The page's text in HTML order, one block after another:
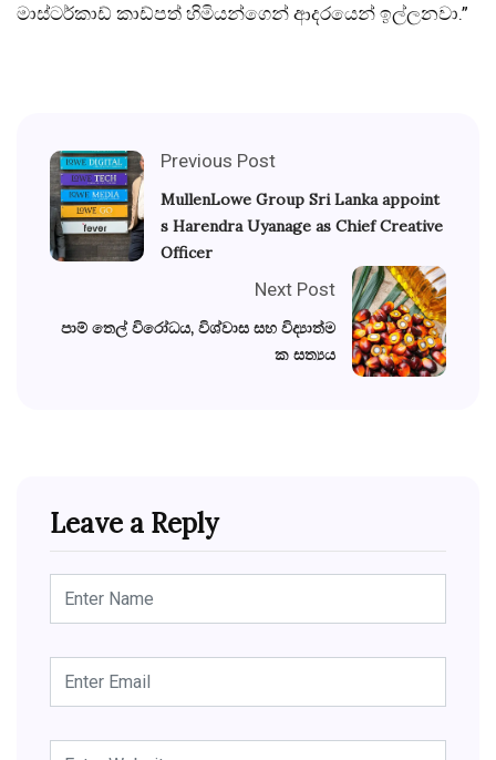
මාස්ටර්කාඩ් කාඩ්පත් හිමියන්ගෙන් ආදරයෙන් ඉල්ලනවා.”
Previous Post
MullenLowe Group Sri Lanka appoint
s Harendra Uyanage as Chief Creative
Officer
Next Post
පාම් තෙල් විරෝධය, විශ්වාස සහ විද්‍යාත්ම
ක සත්‍යය
Leave a Reply